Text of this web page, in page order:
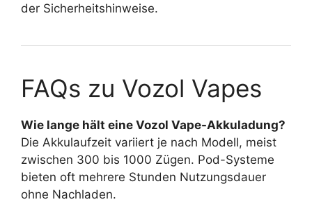
der Sicherheitshinweise.
FAQs zu Vozol Vapes
Wie lange hält eine Vozol Vape-Akkuladung?
Die Akkulaufzeit variiert je nach Modell, meist
zwischen 300 bis 1000 Zügen. Pod-Systeme
bieten oft mehrere Stunden Nutzungsdauer
ohne Nachladen.